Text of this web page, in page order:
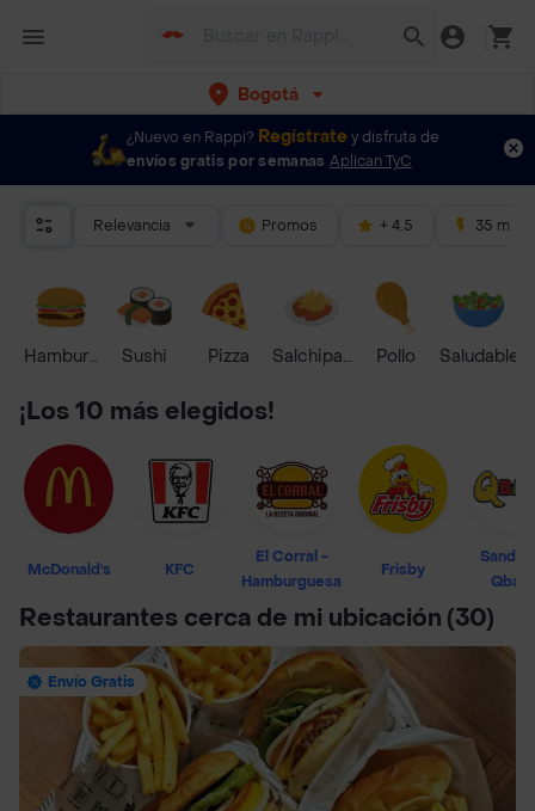
Bogotá
¿Nuevo en Rappi? Regístrate y disfruta de
envíos gratis por semanas Aplican TyC
Relevancia Promos + 4.5 35 mins
HamburguesaSushi Pizza Salchipapas Pollo Saludable
¡Los 10 más elegidos!
McDonald's KFC
El Corral -
Hamburguesa
Frisby
Restaurantes cerca de mi ubicación (30)
Envío Gratis